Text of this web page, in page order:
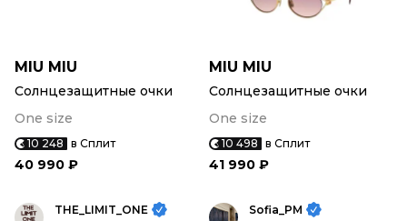
MIU MIU
Солнцезащитные очки
One size
10 248 в Сплит
40 990 ₽
MIU MIU
Солнцезащитные очки
One size
10 498 в Сплит
41 990 ₽
THE_LIMIT_ONE
Sofia_PM